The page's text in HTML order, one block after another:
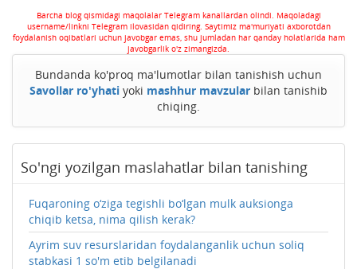
Barcha blog qismidagi maqolalar Telegram kanallardan olindi. Maqoladagi
username/linkni Telegram ilovasidan qidiring. Saytimiz ma'muriyati axborotdan
foydalanish oqibatlari uchun javobgar emas, shu jumladan har qanday holatlarida ham
javobgarlik o'z zimangizda.
Bundanda ko'proq ma'lumotlar bilan tanishish uchun
Savollar ro'yhati yoki mashhur mavzular bilan tanishib
chiqing.
So'ngi yozilgan maslahatlar bilan tanishing
Fuqaroning o‘ziga tegishli bo‘lgan mulk auksionga
chiqib ketsa, nima qilish kerak?
Ayrim suv resurslaridan foydalanganlik uchun soliq
stabkasi 1 so'm etib belgilanadi